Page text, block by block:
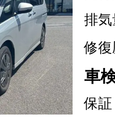
排気
修復
車
保証